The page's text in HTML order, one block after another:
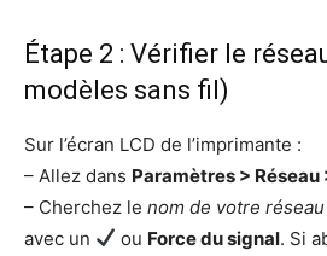
Étape 2 : Vérifier le
modèles sans fil)
Sur l’écran LCD de l’imprimante :
– Allez dans Paramètres > Réseau
– Cherchez le nom de votre réseau
avec un
ou Force du signal. Si